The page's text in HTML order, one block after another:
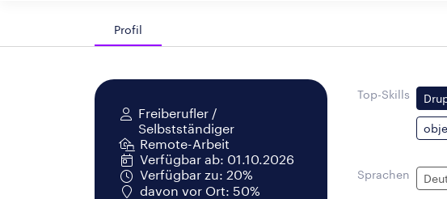
Profil
Freiberufler /
Selbstständiger
Remote-Arbeit
Verfügbar ab: 01.10.2026
Verfügbar zu: 20%
davon vor Ort: 50%
Top-Skills
Sprachen